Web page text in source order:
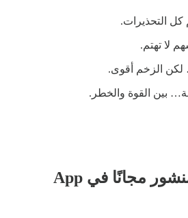
التحذيرات.
لا تهتم.
لكن الزخم أقوى.
بين القوة والخطر.
تابع قراءة هذا المنشور مجانًا في App